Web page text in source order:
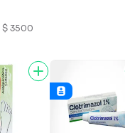
$ 3500